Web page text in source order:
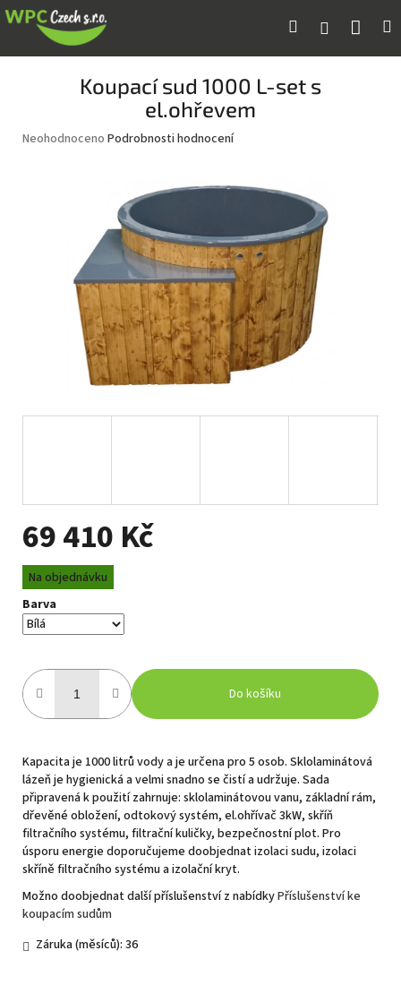
Přejít
na
Hledat Přihlášení
Koupací sud 1000 L-set s
el.ohřevem
Průměrné
Neohodnoceno Podrobnosti hodnocení
69 410 Kč
Měrná
cena:
Na objednávku
Barva
Do košíku
Kapacita je 1000 litrů vody a je určena pro 5 osob. Sklolaminátová
lázeň je hygienická a velmi snadno se čistí a udržuje. Sada
připravená k použití zahrnuje: sklolaminátovou vanu, základní rám,
dřevěné obložení, odtokový systém, el.ohřívač 3kW, skříň
filtračního systému, filtrační kuličky, bezpečnostní plot. Pro
úsporu energie doporučujeme doobjednat izolaci sudu, izolaci
skříně filtračního systému a izolační kryt.
Možno doobjednat další příslušenství z nabídkyPříslušenství ke
koupacím sudům
Záruka (měsíců): 36